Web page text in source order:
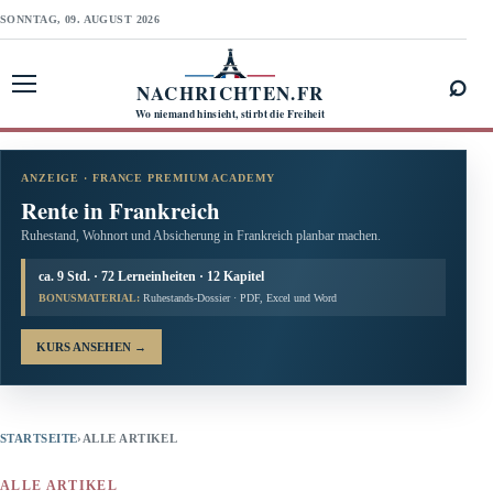
SONNTAG, 09. AUGUST 2026
NACHRICHTEN.FR
Wo niemand hinsieht, stirbt die Freiheit
⌕
ANZEIGE · FRANCE PREMIUM ACADEMY
Rente in Frankreich
Ruhestand, Wohnort und Absicherung in Frankreich planbar machen.
ca. 9 Std. · 72 Lerneinheiten · 12 Kapitel
BONUSMATERIAL: Ruhestands-Dossier · PDF, Excel und Word
KURS ANSEHEN →
STARTSEITE› ALLE ARTIKEL
ALLE ARTIKEL